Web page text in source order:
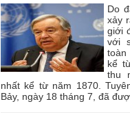
Do
xảy
giới
với
toàn
kể
thu
nhất kể từ năm 1870.
Bảy, ngày 18 tháng 7, đã